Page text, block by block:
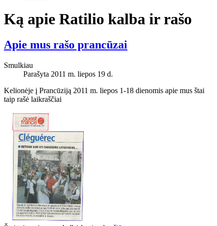
Ką apie Ratilio kalba ir rašo
Apie mus rašo prancūzai
Smulkiau
Parašyta 2011 m. liepos 19 d.
Kelionėje į Prancūziją 2011 m. liepos 1-18 dienomis apie mus štai
taip rašė laikraščiai